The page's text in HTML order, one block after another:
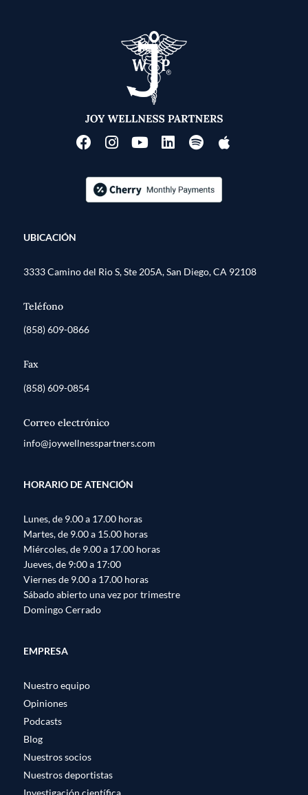
UBICACIÓN
3333 Camino del Rio S, Ste 205A, San Diego, CA 92108
Teléfono
(858) 609-0866
Fax
(858) 609-0854
Correo electrónico
info@joywellnesspartners.com
HORARIO DE ATENCIÓN
Lunes, de 9.00 a 17.00 horas
Martes, de 9.00 a 15.00 horas
Miércoles, de 9.00 a 17.00 horas
Jueves, de 9:00 a 17:00
Viernes de 9.00 a 17.00 horas
Sábado abierto una vez por trimestre
Domingo Cerrado
EMPRESA
Nuestro equipo
Opiniones
Podcasts
Blog
Nuestros socios
Nuestros deportistas
Investigación científica